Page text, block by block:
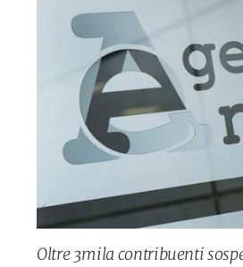
Oltre 3mila contribuenti